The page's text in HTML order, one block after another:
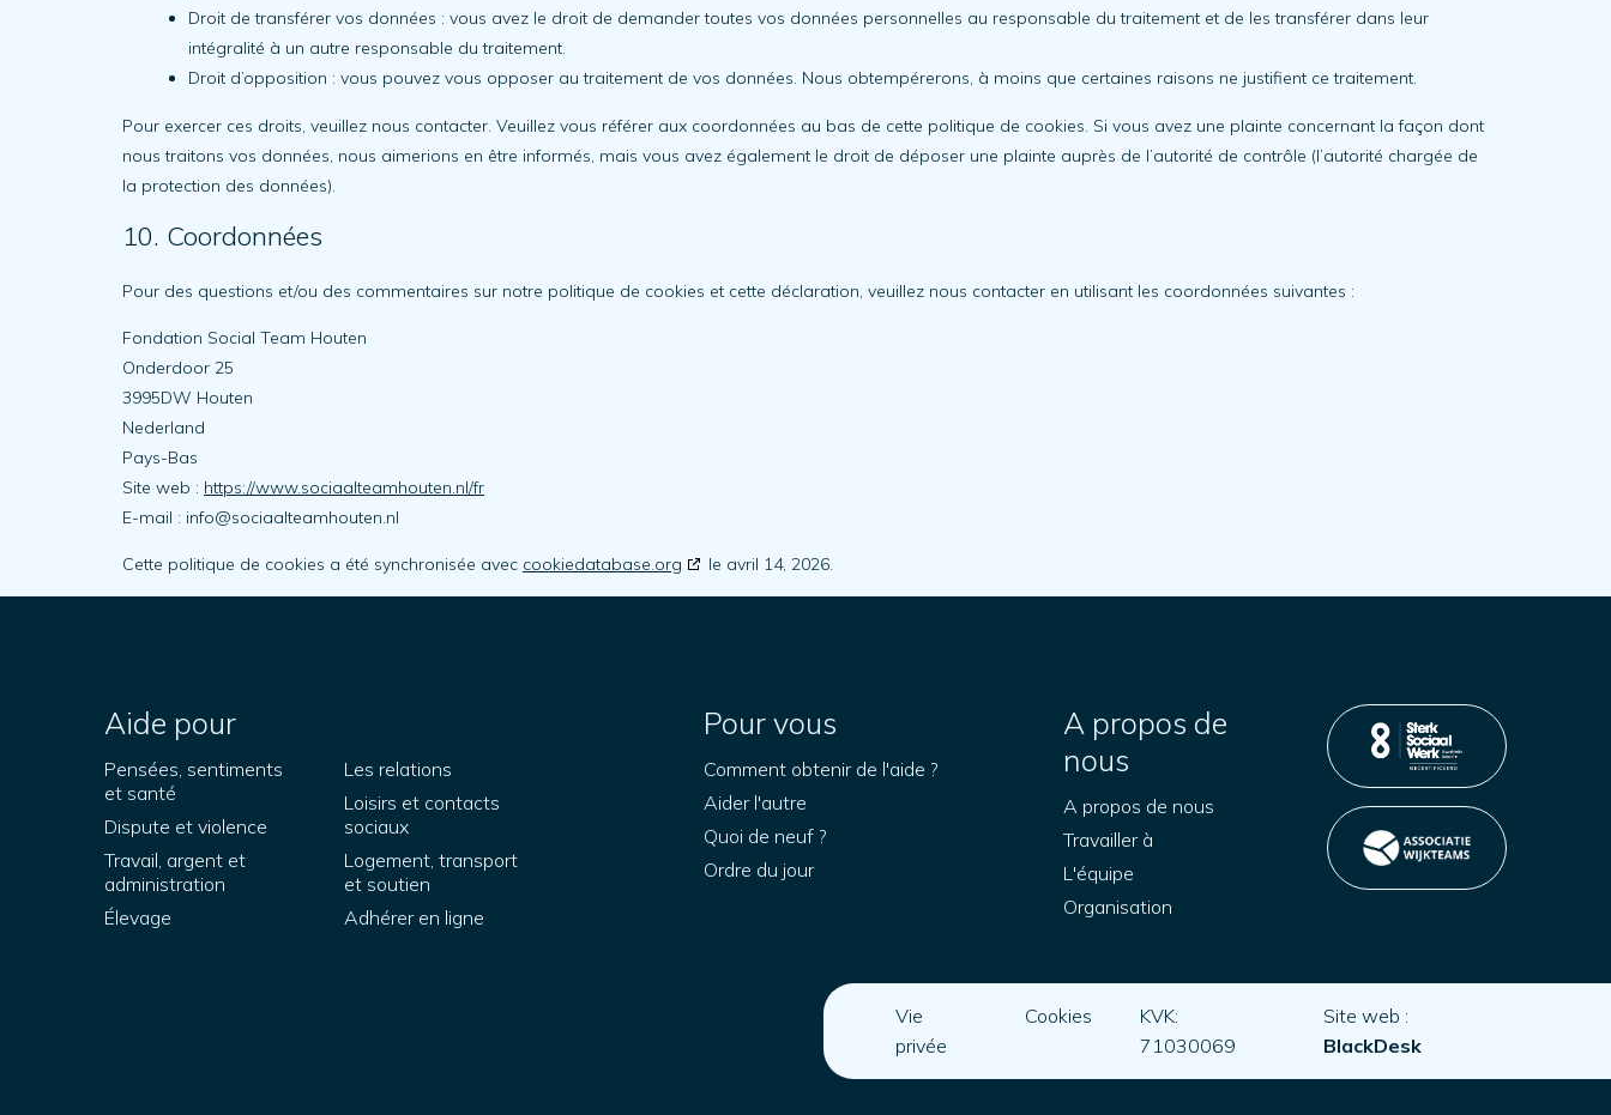
Droit de transférer vos données : vous avez le droit de demander toutes vos données personnelles au responsable du traitement et de les transférer dans leur
intégralité à un autre responsable du traitement.
Droit d’opposition : vous pouvez vous opposer au traitement de vos données. Nous obtempérerons, à moins que certaines raisons ne justifient ce traitement.
Pour exercer ces droits, veuillez nous contacter. Veuillez vous référer aux coordonnées au bas de cette politique de cookies. Si vous avez une plainte concernant la façon dont
nous traitons vos données, nous aimerions en être informés, mais vous avez également le droit de déposer une plainte auprès de l’autorité de contrôle (l’autorité chargée de
la protection des données).
10. Coordonnées
Pour des questions et/ou des commentaires sur notre politique de cookies et cette déclaration, veuillez nous contacter en utilisant les coordonnées suivantes :
Fondation Social Team Houten
Onderdoor 25
3995DW Houten
Nederland
Pays-Bas
Site web : https://www.sociaalteamhouten.nl/fr
E-mail : info@sociaalteamhouten.nl
Cette politique de cookies a été synchronisée avec cookiedatabase.org le avril 14, 2026.
Aide pour
Pensées, sentiments
et santé
Dispute et violence
Travail, argent et
administration
Élevage
Les relations
Loisirs et contacts
sociaux
Logement, transport
et soutien
Adhérer en ligne
Pour vous
Comment obtenir de l'aide ?
Aider l'autre
Quoi de neuf ?
Ordre du jour
A propos de
nous
A propos de nous
Travailler à
L'équipe
Organisation
Vie
privée
Cookies
KVK:
71030069
Site web :
BlackDesk